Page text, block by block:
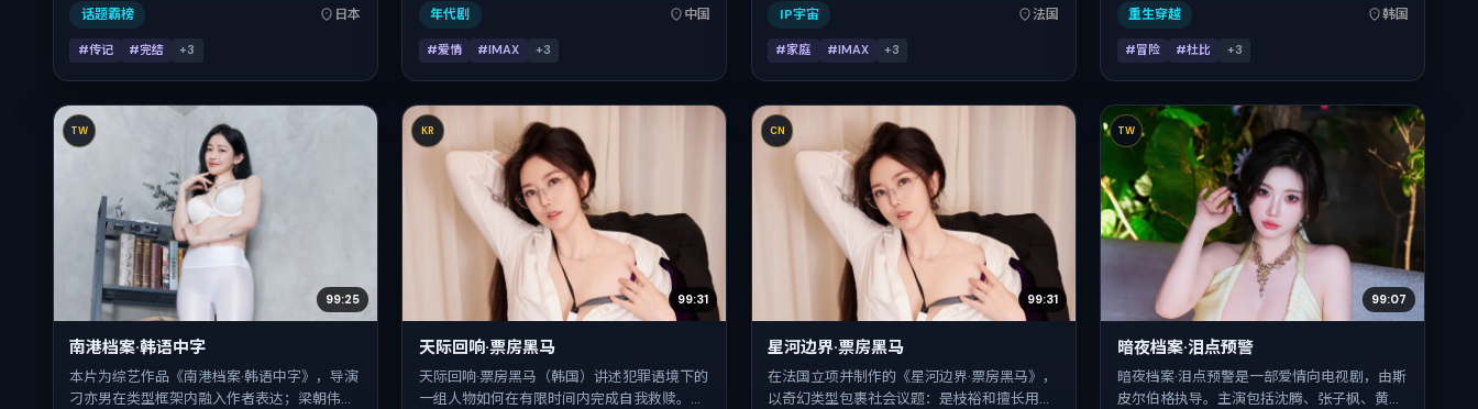
抉择与反转。2018年4月21日于日本首映（春
腻表演的观众。
话题霸榜 日本
#传记 #完结 +3
之一。上映时间：2017-11-15；片长99分钟；
年代剧 中国
#爱情 #IMAX +3
月16日于法国首映（春节档前后），片长154
IP宇宙 法国
#家庭 #IMAX +3
片定于 2024-04-03 起陆续登陆院线与网络
重生穿越 韩国
#冒险 #杜比 +3
TW
99:25
南港档案·韩语中字
本片为综艺作品《南港档案·韩语中字》，导演
刁亦男在类型框架内融入作者表达；梁朝伟、
KR
99:31
天际回响·票房黑马
天际回响·票房黑马（韩国）讲述犯罪语境下的
一组人物如何在有限时间内完成自我救赎。宫
CN
99:31
星河边界·票房黑马
在法国立项并制作的《星河边界·票房黑马》，
以奇幻类型包裹社会议题：是枝裕和擅长用冷
TW
99:07
暗夜档案·泪点预警
暗夜档案·泪点预警是一部爱情向电视剧，由斯
皮尔伯格执导。主演包括沈腾、张子枫、黄